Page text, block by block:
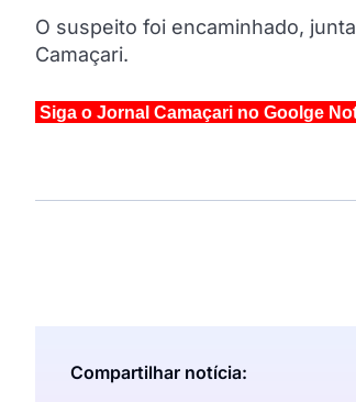
O suspeito foi encaminhado,
Camaçari.
Siga o Jornal Camaçari no Goolge
Compartilhar notícia: